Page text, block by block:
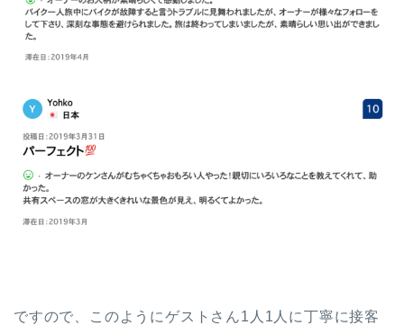
ですので、このようにゲストさん1人1人に丁寧に接客